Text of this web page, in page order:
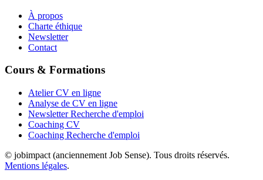
À propos
Charte éthique
Newsletter
Contact
Cours & Formations
Atelier CV en ligne
Analyse de CV en ligne
Newsletter Recherche d'emploi
Coaching CV
Coaching Recherche d'emploi
© jobimpact (anciennement Job Sense). Tous droits réservés.
Mentions légales.